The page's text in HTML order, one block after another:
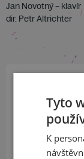
Jan Novotný – klavír
dir. Petr Altrichter
a
Tyto
K